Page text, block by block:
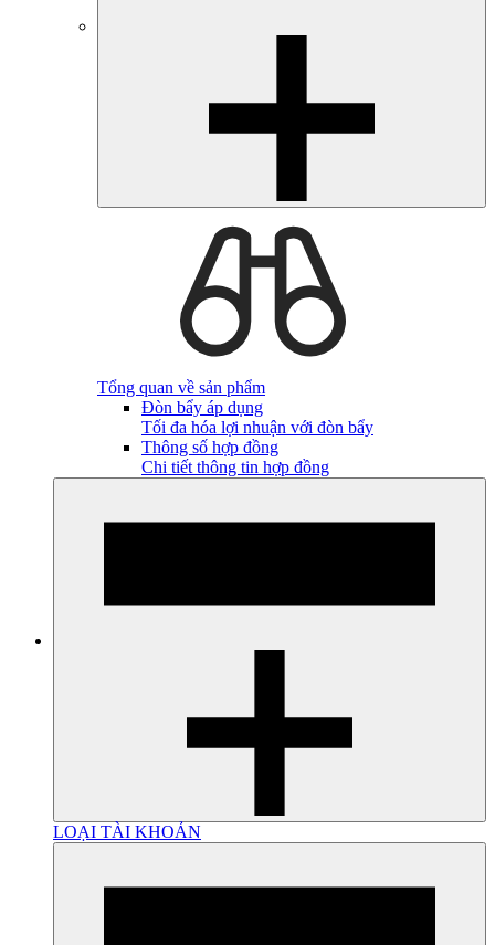
Tổng quan về sản phẩm
Đòn bẩy áp dụng
Tối đa hóa lợi nhuận với đòn bẩy
Thông số hợp đồng
Chi tiết thông tin hợp đồng
LOẠI TÀI KHOẢN